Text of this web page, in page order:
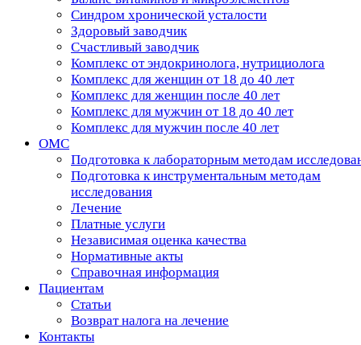
Синдром хронической усталости
Здоровый заводчик
Счастливый заводчик
Комплекс от эндокринолога, нутрициолога
Комплекс для женщин от 18 до 40 лет
Комплекс для женщин после 40 лет
Комплекс для мужчин от 18 до 40 лет
Комплекс для мужчин после 40 лет
ОМС
Подготовка к лабораторным методам
Подготовка к инструментальным методам
исследования
Лечение
Платные услуги
Независимая оценка качества
Нормативные акты
Справочная информация
Пациентам
Статьи
Возврат налога на лечение
Контакты